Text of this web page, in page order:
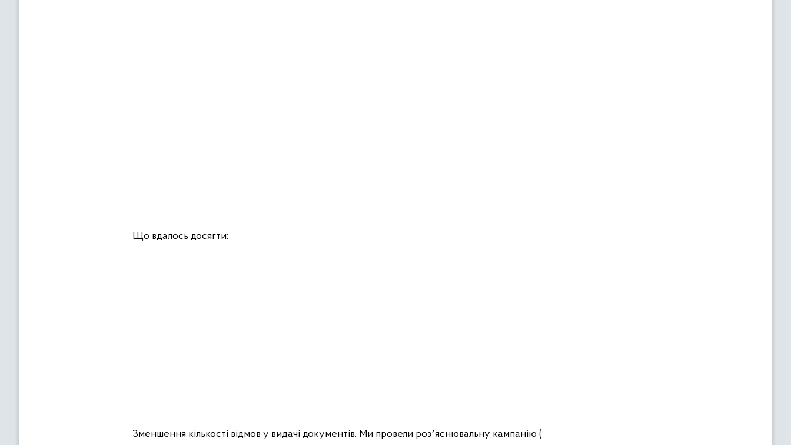
Що вдалось досягти:
Зменшення кількості відмов у видачі документів. Ми провели розʼяснювальну кампанію (